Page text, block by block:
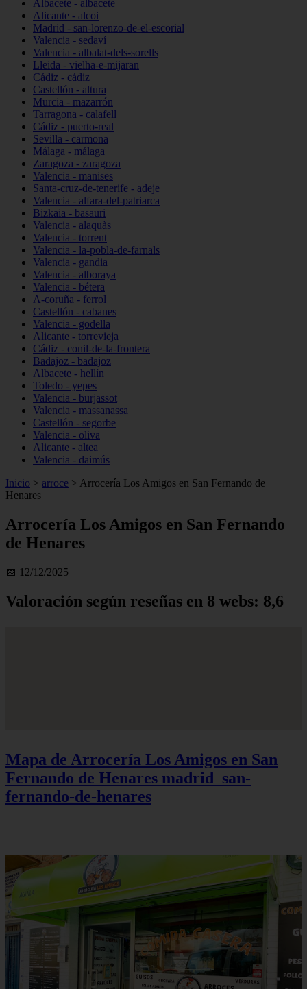
Albacete - albacete
Alicante - alcoi
Madrid - san-lorenzo-de-el-escorial
Valencia - sedaví
Valencia - albalat-dels-sorells
Lleida - vielha-e-mijaran
Cádiz - cádiz
Castellón - altura
Murcia - mazarrón
Tarragona - calafell
Cádiz - puerto-real
Sevilla - carmona
Málaga - málaga
Zaragoza - zaragoza
Valencia - manises
Santa-cruz-de-tenerife - adeje
Valencia - alfara-del-patriarca
Bizkaia - basauri
Valencia - alaquàs
Valencia - torrent
Valencia - la-pobla-de-farnals
Valencia - gandia
Valencia - alboraya
Valencia - bétera
A-coruña - ferrol
Castellón - cabanes
Valencia - godella
Alicante - torrevieja
Cádiz - conil-de-la-frontera
Badajoz - badajoz
Albacete - hellín
Toledo - yepes
Valencia - burjassot
Valencia - massanassa
Castellón - segorbe
Valencia - oliva
Alicante - altea
Valencia - daimús
Inicio > arroce > Arrocería Los Amigos en San Fernando de
Henares
Arrocería Los Amigos en San Fernando
de Henares
📅 12/12/2025
Valoración según reseñas en 8 webs: 8,6
Mapa de Arrocería Los Amigos en San
Fernando de Henares madrid_san-
fernando-de-henares